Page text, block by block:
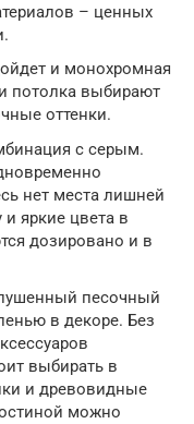
– ценных
и монохромная
потолка выбирают
оттенки.
с серым.
нет места лишней
яркие цвета в
дозировано и в
песочный
в декоре. Без
выбирать в
и древовидные
можно